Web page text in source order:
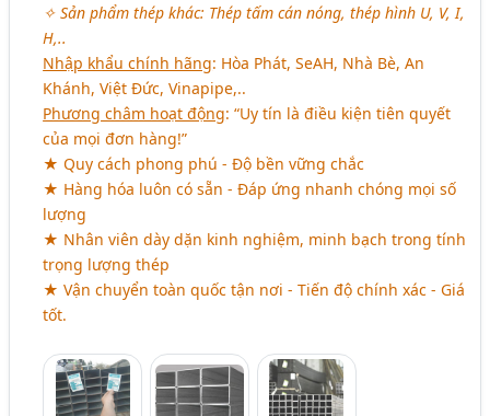
✧ Sản phẩm thép khác: Thép tấm cán nóng, thép hình U, V, I,
H,..
Nhập khẩu chính hãng: Hòa Phát, SeAH, Nhà Bè, An
Khánh, Việt Đức, Vinapipe,..
Phương châm hoạt động: “Uy tín là điều kiện tiên quyết
của mọi đơn hàng!”
★ Quy cách phong phú - Độ bền vững chắc
★ Hàng hóa luôn có sẵn - Đáp ứng nhanh chóng mọi số
lượng
★ Nhân viên dày dặn kinh nghiệm, minh bạch trong tính
trọng lượng thép
★ Vận chuyển toàn quốc tận nơi - Tiến độ chính xác - Giá
tốt.